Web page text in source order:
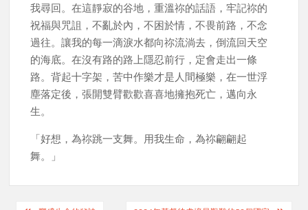
我尋回。在這靜寂的谷地，重溫祢的話語，牢記祢的
祝福與咒詛，不亂於內，不困於情，不畏前路，不念
過往。讓我的每一滴淚水都向祢流淌去，倒流回天空
的海底。在沒有路的路上隱忍前行，定會走出一條
路。背起十字架，苦中作樂才是人間極樂，在一世浮
塵落定後，張開雙臂歡歡喜喜地擁抱死亡，邁向永
生。
「好想，為祢跳一支舞。用我生命，為祢翩翩起
舞。」